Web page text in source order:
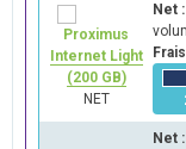
Internet Light
(200 GB)
NET
Net :
Net :